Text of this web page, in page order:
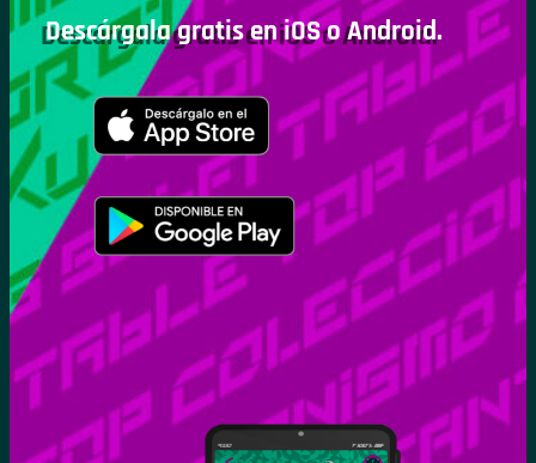
Descárgala gratis en iOS o Android.